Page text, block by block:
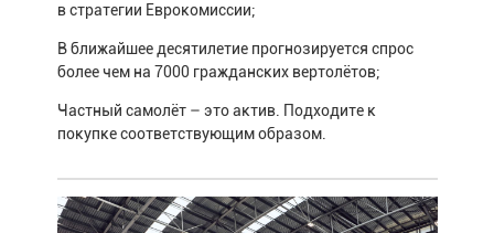
в стратегии Еврокомиссии;
В ближайшее десятилетие прогнозируется спрос
более чем на 7000 гражданских вертолётов;
Частный самолёт – это актив. Подходите к
покупке соответствующим образом.